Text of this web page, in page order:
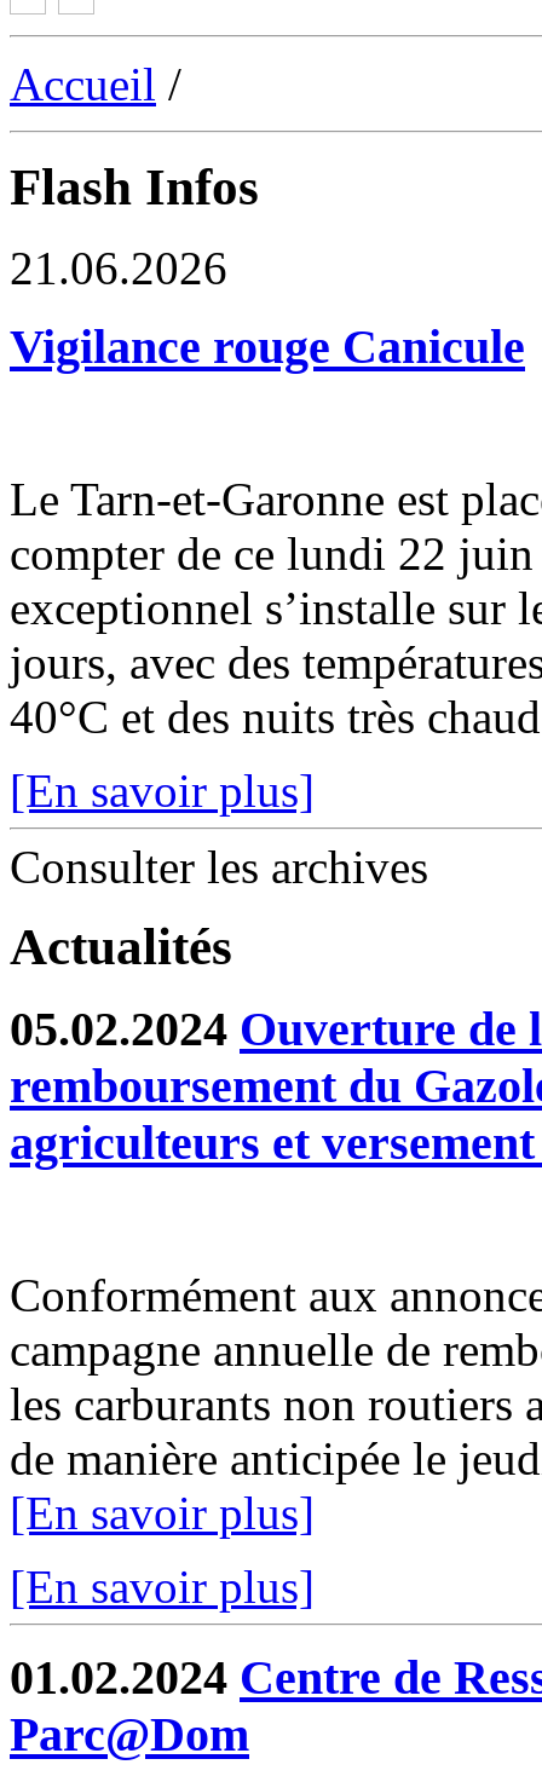
Accueil /
Flash Infos
21.06.2026
Vigilance rouge Canicule
Le Tarn-et-Garonne est
compter de ce lundi 22
exceptionnel s’installe sur
jours, avec des
40°C et des nuits très
[En savoir plus]
Consulter les archives
Actualités
05.02.2024 Ouverture de
remboursement du
agriculteurs et
Conformément aux
campagne annuelle de
les carburants non routiers
de manière anticipée le
[En savoir plus]
[En savoir plus]
01.02.2024 Centre de
Parc@Dom